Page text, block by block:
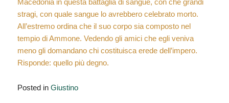
Macedonia in questa battaglia di sangue, con che grandi
stragi, con quale sangue lo avrebbero celebrato morto.
All’estremo ordina che il suo corpo sia composto nel
tempio di Ammone. Vedendo gli amici che egli veniva
meno gli domandano chi costituisca erede dell’impero.
Risponde: quello più degno.
Posted in Giustino